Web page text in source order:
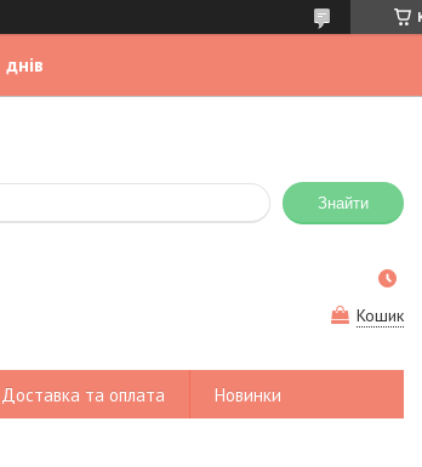
Знайти
Кошик
Доставка та оплата Новинки